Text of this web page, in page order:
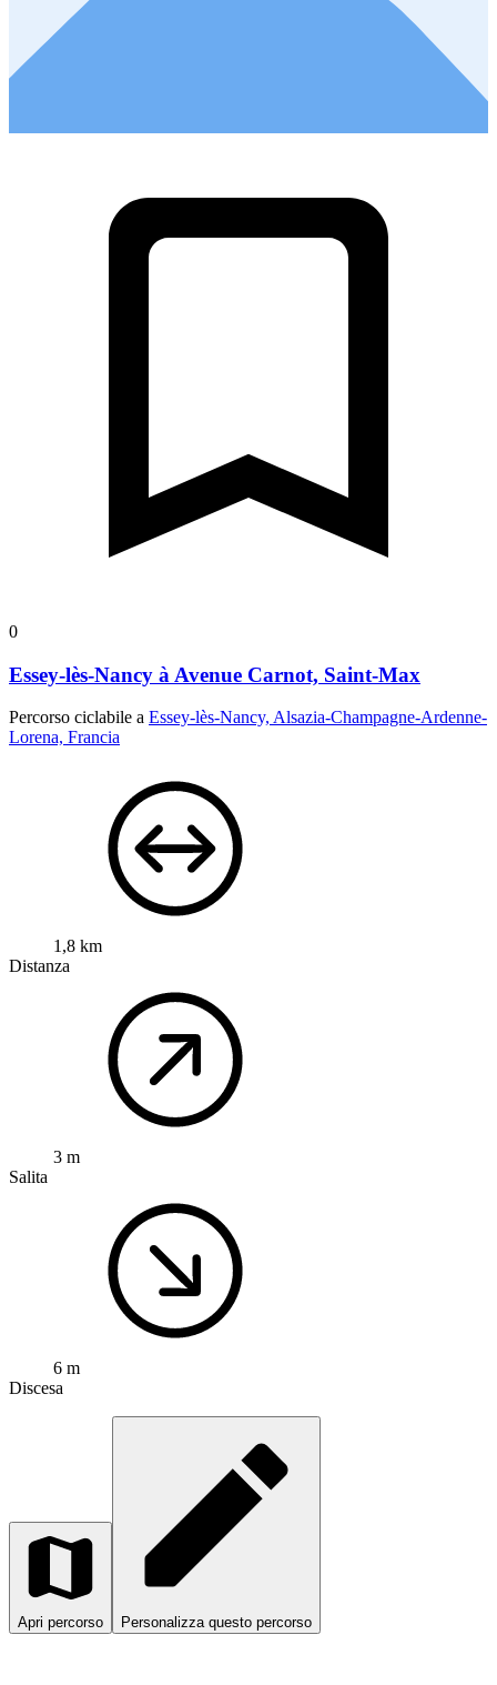
0
Essey-lès-Nancy à Avenue Carnot, Saint-Max
Percorso ciclabile a Essey-lès-Nancy, Alsazia-Champagne-Ardenne-
Lorena, Francia
1,8 km
Distanza
3 m
Salita
6 m
Discesa
Apri percorso Personalizza questo percorso